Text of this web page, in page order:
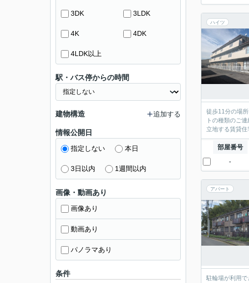
ハイツ
徒歩11分の場
トの種類のご
立地する賃貸
部屋番号
-
アパート
駐輪場が利用
3DK 3LDK
4K 4DK
4LDK以上
駅・バス停からの時間
建物構造 追加する
情報公開日
指定しない 本日
3日以内 1週間以内
画像・動画あり
画像あり
動画あり
パノラマあり
条件